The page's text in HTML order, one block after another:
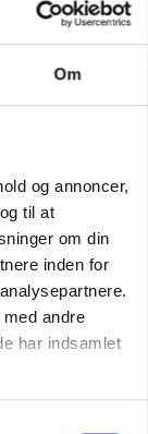
Om
og annoncer,
til at
om din
inden for
andre
har indsamlet